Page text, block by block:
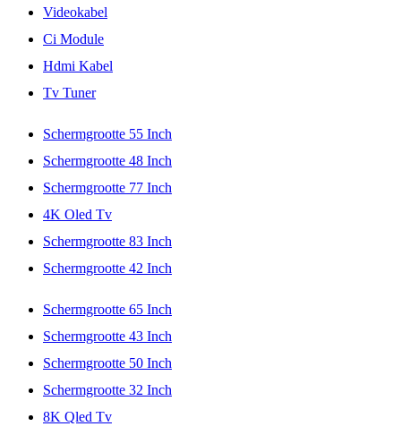
Videokabel
Ci Module
Hdmi Kabel
Tv Tuner
Schermgrootte 55 Inch
Schermgrootte 48 Inch
Schermgrootte 77 Inch
4K Oled Tv
Schermgrootte 83 Inch
Schermgrootte 42 Inch
Schermgrootte 65 Inch
Schermgrootte 43 Inch
Schermgrootte 50 Inch
Schermgrootte 32 Inch
8K Qled Tv